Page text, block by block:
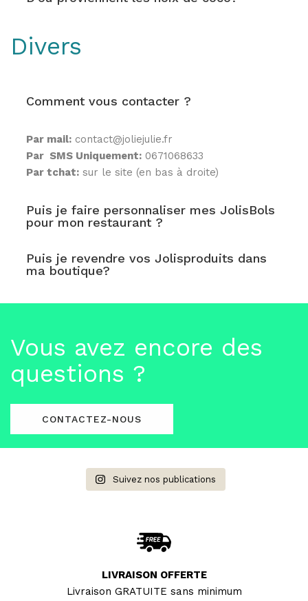
Divers
Comment vous contacter ?
Par mail: contact@joliejulie.fr
Par SMS Uniquement: 0671068633
Par tchat: sur le site (en bas à droite)
Puis je faire personnaliser mes JolisBols
pour mon restaurant ?
Puis je revendre vos Jolisproduits dans
ma boutique?
Vous avez encore des
questions ?
CONTACTEZ-NOUS
Suivez nos publications
LIVRAISON OFFERTE
Livraison GRATUITE sans minimum